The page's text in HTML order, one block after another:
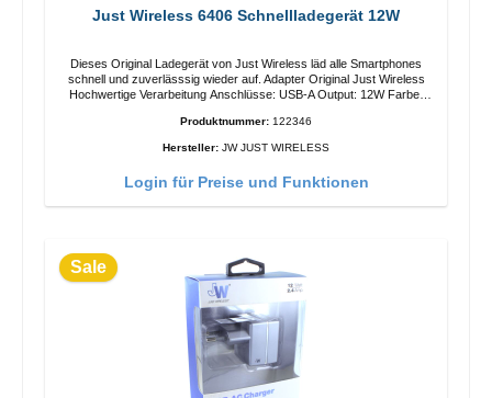
Just Wireless 6406 Schnellladegerät 12W
Dieses Original Ladegerät von Just Wireless läd alle Smartphones
schnell und zuverlässsig wieder auf. Adapter Original Just Wireless
Hochwertige Verarbeitung Anschlüsse: USB-A Output: 12W Farbe:
Produktnummer: 122346
Hersteller: JW JUST WIRELESS
Login für Preise und Funktionen
Sale